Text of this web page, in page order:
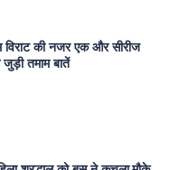
की नजर एक और सीरीज
तमाम बातें